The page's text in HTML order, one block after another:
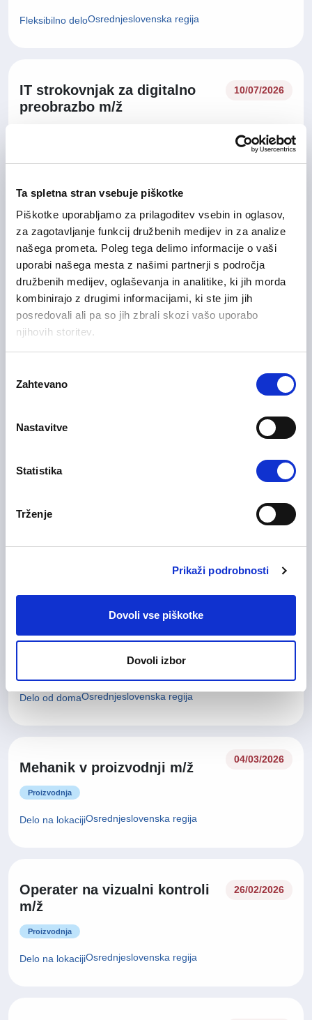
Ta spletna stran vsebuje piškotke
Piškotke uporabljamo za prilagoditev vsebin in oglasov,
za zagotavljanje funkcij družbenih medijev in za analize
našega prometa. Poleg tega delimo informacije o vaši
uporabi našega mesta z našimi partnerji s področja
družbenih medijev, oglaševanja in analitike, ki jih morda
kombinirajo z drugimi informacijami, ki ste jim jih
posredovali ali pa so jih zbrali skozi vašo uporabo
njihovih storitev.
soglasja
Zahtevano
Nastavitve
Statistika
Trženje
Prikaži podrobnosti
Dovoli vse piškotke
Dovoli izbor
Fleksibilno deloOsrednjeslovenska regija
IT strokovnjak za digitalno
preobrazbo m/ž
10/07/2026
Vodja prodaje za tuje trge
(Business Development
Manager) m/ž
02/07/2026
Prodaja in poslovni razvoj
Fleksibilno delo Podravska regija
Samostojni komercialist na
11/06/2026
Prodaja in poslovni razvoj
Servisni inženir m/ž
01/06/2026
Informacijske tehnologije
Oracle razvijalec m/ž
11/05/2026
Delo od domaOsrednjeslovenska regija
Mehanik v proizvodnji m/ž
04/03/2026
Proizvodnja
Delo na lokacijiOsrednjeslovenska regija
Operater na vizualni kontroli
m/ž
26/02/2026
Proizvodnja
Delo na lokacijiOsrednjeslovenska regija